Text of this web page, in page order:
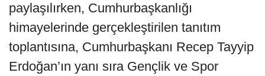
paylaşılırken, Cumhurbaşkanlığı
himayelerinde gerçekleştirilen tanıtım
toplantısına, Cumhurbaşkanı Recep Tayyip
Erdoğan’ın yanı sıra Gençlik ve Spor